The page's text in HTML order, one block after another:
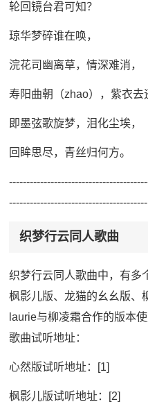
轮回镜台君可知？
琼华梦碎谁在唤，
浣花司幽离草，情深难消，
寿阳曲朝（zhao），紫衣去
即墨弦歌旋梦，泪化尘埃，
回眸思尽，青丝归何方。
----------------------------------------
织梦行云同人歌曲
织梦行云同人歌曲中，有多
枫影儿版、龙猫的幺幺版、
laurie与柳凌霜合作的版本
歌曲试听地址：
心然版试听地址：[1]
枫影儿版试听地址：[2]